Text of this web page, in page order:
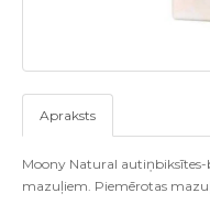
Apraksts
Moony Natural autiņbiksītes-
mazuļiem. Piemērotas